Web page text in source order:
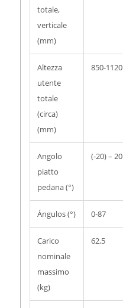
totale,
verticale
(mm)
Altezza
utente
totale
(circa)
(mm)
850-1120
Angolo
piatto
pedana (°)
(-20) – 20
Ángulos (°) 0-87
Carico
nominale
massimo
(kg)
62,5